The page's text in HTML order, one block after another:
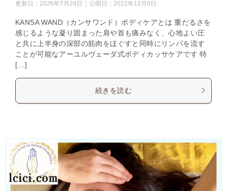
更新日： 2026年7月24日 公開日： 2022年12月9日
KANSA WAND（カンサワンド）ボディケアとは 重だるさを
感じるような凝り固まった肩や首も痛みなく、心地よい圧
と共に上半身の深部の筋肉をほぐすと同時にリンパを流す
ことが可能なアーユルヴェーダ式ボディカッサケアです 特
[…]
続きを読む